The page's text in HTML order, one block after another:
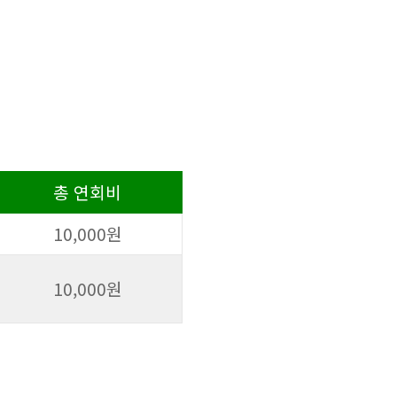
총 연회비
10,000원
10,000원